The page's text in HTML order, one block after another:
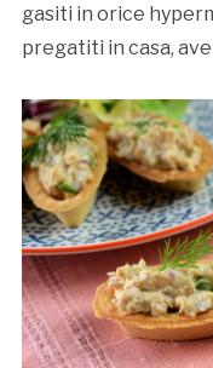
gasiti in orice
pregatiti in casa,